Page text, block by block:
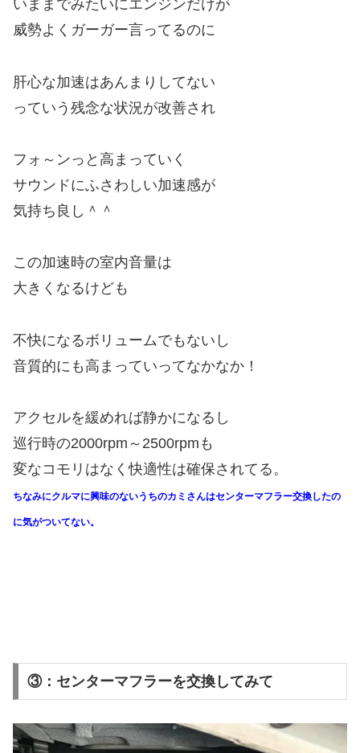
いままでみたいにエンジンだけが
威勢よくガーガー言ってるのに
肝心な加速はあんまりしてない
っていう残念な状況が改善され
フォ～ンっと高まっていく
サウンドにふさわしい加速感が
気持ち良し＾＾
この加速時の室内音量は
大きくなるけども
不快になるボリュームでもないし
音質的にも高まっていってなかなか！
アクセルを緩めれば静かになるし
巡行時の2000rpm～2500rpmも
変なコモリはなく快適性は確保されてる。
ちなみにクルマに興味のないうちのカミさんはセンターマフラー交換したの
に気がついてない。
③：センターマフラーを交換してみて